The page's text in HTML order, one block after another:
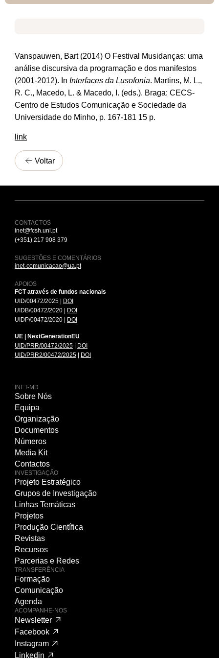
Vanspauwen, Bart(2014) O Festival Musidanças: uma
análise discursiva da programação e dos manifestos
(2001-2012). In Interfaces da Lusofonia. Martins, M. L.,
R. C., Macedo, L. & Macedo, I. (eds.). Braga: CECS-
Centro de Estudos Comunicação e Sociedade da
Universidade do Minho, p. 167-181 15 p.
link
Voltar
CONTACTOS
inet@fcsh.unl.pt
(+351) 217 908 379
SUGESTÕES E COMENTÁRIOS
inet-comunicacao@ua.pt
APOIOS
FCT através de fundos nacionais
UID/00472/2025 |
DOI
UIDB/00472/2020 |
DOI
UIDP/00472/2020 |
DOI
UE | NextGenerationEU
UID/PRR/00472/2025
DOI
UID/PRR2/00472/2025
DOI
INET-MD
Sobre Nós
Equipa
Organização
Documentos
Números
Media Kit
Contactos
INVESTIGAÇÃO
Projeto Estratégico
Grupos de Investigação
Linhas Temáticas
Projetos
Produção Científica
Revistas
Recursos
Parcerias e Redes
TRANSFERÊNCIA
Formação
Comunicação
Agenda
ACOMPANHE-NOS
Newsletter
Facebook
Instagram
Linkedin